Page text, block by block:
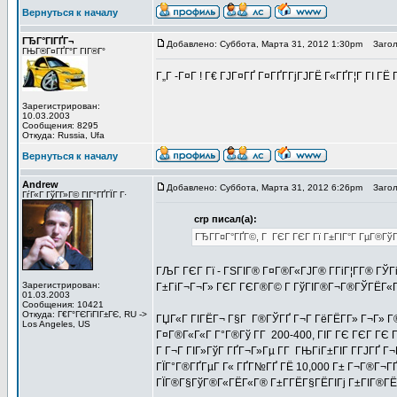
Вернуться к началу
ГЂГ°ГІГҐГ¬
ГЊГ®Г¤ГҐГ°Г ГІГ®Г°
Зарегистрирован:
10.03.2003
Сообщения: 8295
Откуда: Russia, Ufa
Добавлено: Суббота, Марта 31, 2012 1:30pm
Г„Г -Г¤Г ! Г€ ГЈГ¤ГҐ Г¤ГҐГ­ГјГЈГЁ Г«ГҐГ¦Г ГІ
Вернуться к началу
Andrew
ГѓГ«Г ГўГ­Г»Г© ГІГ°ГҐГЇГ Г·
Зарегистрирован:
01.03.2003
Сообщения: 10421
Откуда: Г€Г°ГЄГіГІГ±ГЄ, RU ->
Los Angeles, US
Добавлено: Суббота, Марта 31, 2012 6:26pm
crp писал(а):
ГЂГ­Г¤Г°ГҐГ©, Г ГЄГ ГЄГ Гї Г±ГІГ°Г
ГЉГ ГЄГ Гї - ГЅГІГ® Г¤Г®Г«ГЈГ® Г­ГіГ¦Г­Г®
Г±ГіГ¬Г¬Г» ГЄГ ГЄГ®Г© Г
ГЏГ«Г ГІГЁГ¬ Г§Г Г®ГЎГҐ Г¬Г ГёГЁГ­Г» Г¬Г»
Г¤Г®Г«Г«Г Г°Г®Гў Г­Г 200-400, ГІГ ГЄ ГЄГ ГЄ
Г Г¬Г ГІГ»ГўГ ГҐГ¬Г»Гµ Г­Г ГЊГіГ±ГІГ Г­ГЈГҐ
ГЇГ°Г®ГҐГµГ Г« ГҐГ№ГҐ ГЁ 10,000 Г±
ГЇГ®Г§ГўГ®Г«ГЁГ«Г® Г±Г­ГЁГ§ГЁГІГј